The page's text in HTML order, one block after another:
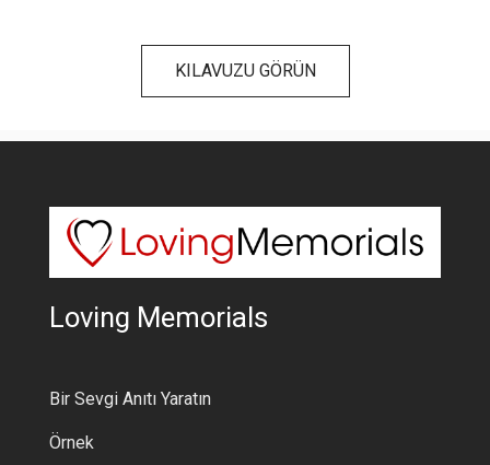
KILAVUZU GÖRÜN
Loving Memorials
Bir Sevgi Anıtı Yaratın
Örnek